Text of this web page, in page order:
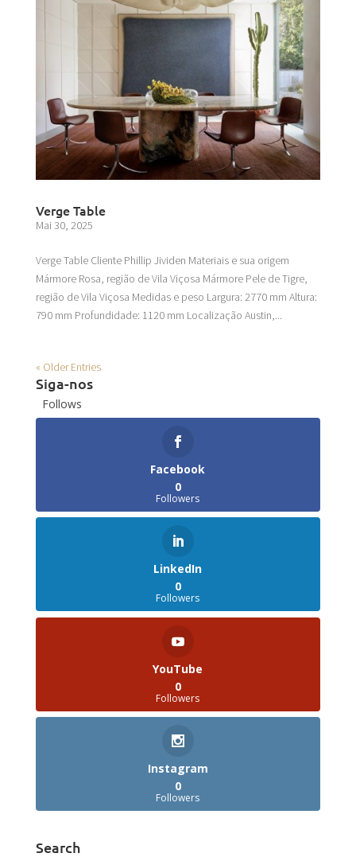
Verge Table
Mai 30, 2025
Verge Table Cliente Phillip Jividen Materiais e sua origem
Mármore Rosa, região de Vila Viçosa Mármore Pele de Tigre,
região de Vila Viçosa Medidas e peso Largura: 2770 mm Altura:
790 mm Profundidade: 1120 mm Localização Austin,...
« Older Entries
Siga-nos
Follows
Facebook
0
Followers
LinkedIn
0
Followers
YouTube
0
Followers
Instagram
0
Followers
Search